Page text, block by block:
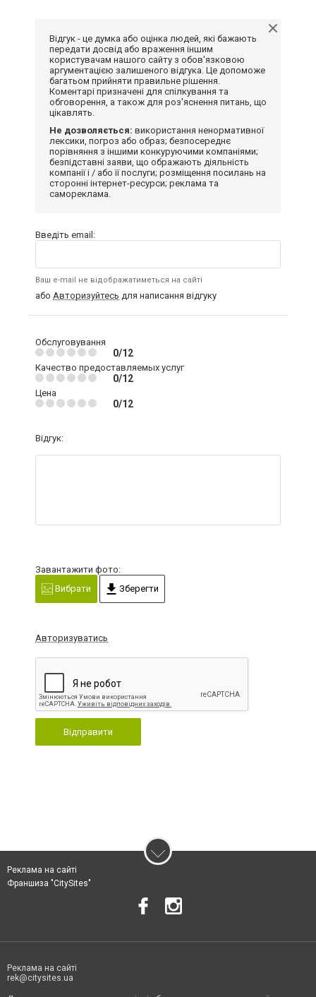
Відгук - це думка або оцінка людей, які бажають
передати досвід або враження іншим
користувачам нашого сайту з обов'язковою
аргументацією залишеного відгука. Це допоможе
багатьом прийняти правильне рішення.
Коментарі призначені для спілкування та
обговорення, а також для роз'яснення питань, що
цікавлять.
Не дозволяється: використання ненормативної
лексики, погроз або образ; безпосереднє
порівняння з іншими конкуруючими компаніями;
безпідставні заяви, що ображають діяльність
компанії і / або її послуги; розміщення посилань на
сторонні інтернет-ресурси; реклама та
самореклама.
Введіть email:
Ваш e-mail не відображатиметься на сайті
або Авторизуйтесь для написання відгуку
Обслуговування
0/12
Качество предоставляемых услуг
0/12
Цена
0/12
Відгук:
Завантажити фото:
Вибрати
Зберегти
Авторизуватись
Відправити
Реклама на сайті
Франшиза "CitySites"
Реклама на сайті
rek@citysites.ua